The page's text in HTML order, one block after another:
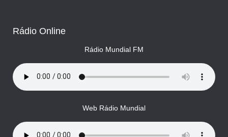
Rádio Online
Rádio Mundial FM
Web Rádio Mundial